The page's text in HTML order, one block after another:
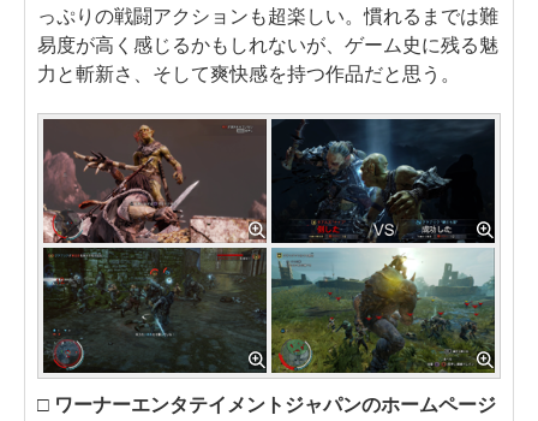
っぷりの戦闘アクションも超楽しい。慣れるまでは難
易度が高く感じるかもしれないが、ゲーム史に残る魅
力と斬新さ、そして爽快感を持つ作品だと思う。
□ ワーナーエンタテイメントジャパンのホームページ